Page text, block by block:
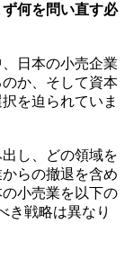
何を問い直す必
日本の小売企業
か、そして資本
を迫られていま
し、どの領域を
らの撤退を含め
小売業を以下の
き戦略は異なり